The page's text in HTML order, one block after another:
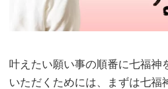
叶えたい願い事の順番に七福神
いただくためには、まずは七福